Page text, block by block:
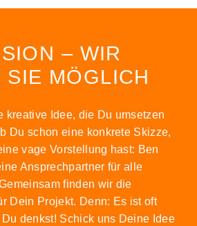
– WIR
SIE MÖGLICH
kreative Idee, die Du umsetzen
Du schon eine konkrete Skizze,
vage Vorstellung hast: Ben
Ansprechpartner für alle
finden wir die
Dein Projekt. Denn: Es ist oft
denkst! Schick uns Deine Idee